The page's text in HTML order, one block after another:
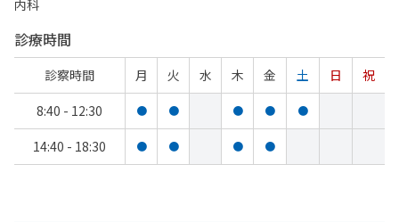
内科
診療時間
診察時間 月 火 水 木 金 土 日
祝
8:40 - 12:30
● ● ● ● ●
14:40 - 18:30 ● ● ● ●